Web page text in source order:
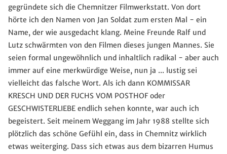
gegründete sich die Chemnitzer Filmwerkstatt. Von dort
hörte ich den Namen von Jan Soldat zum ersten Mal - ein
Name, der wie ausgedacht klang. Meine Freunde Ralf und
Lutz schwärmten von den Filmen dieses jungen Mannes. Sie
seien formal ungewöhnlich und inhaltlich radikal - aber auch
immer auf eine merkwürdige Weise, nun ja ... lustig sei
vielleicht das falsche Wort. Als ich dann KOMMISSAR
KRESCH UND DER FUCHS VOM POSTHOF oder
GESCHWISTERLIEBE endlich sehen konnte, war auch ich
begeistert. Seit meinem Weggang im Jahr 1988 stellte sich
plötzlich das schöne Gefühl ein, dass in Chemnitz wirklich
etwas weiterging. Dass sich etwas aus dem bizarren Humus